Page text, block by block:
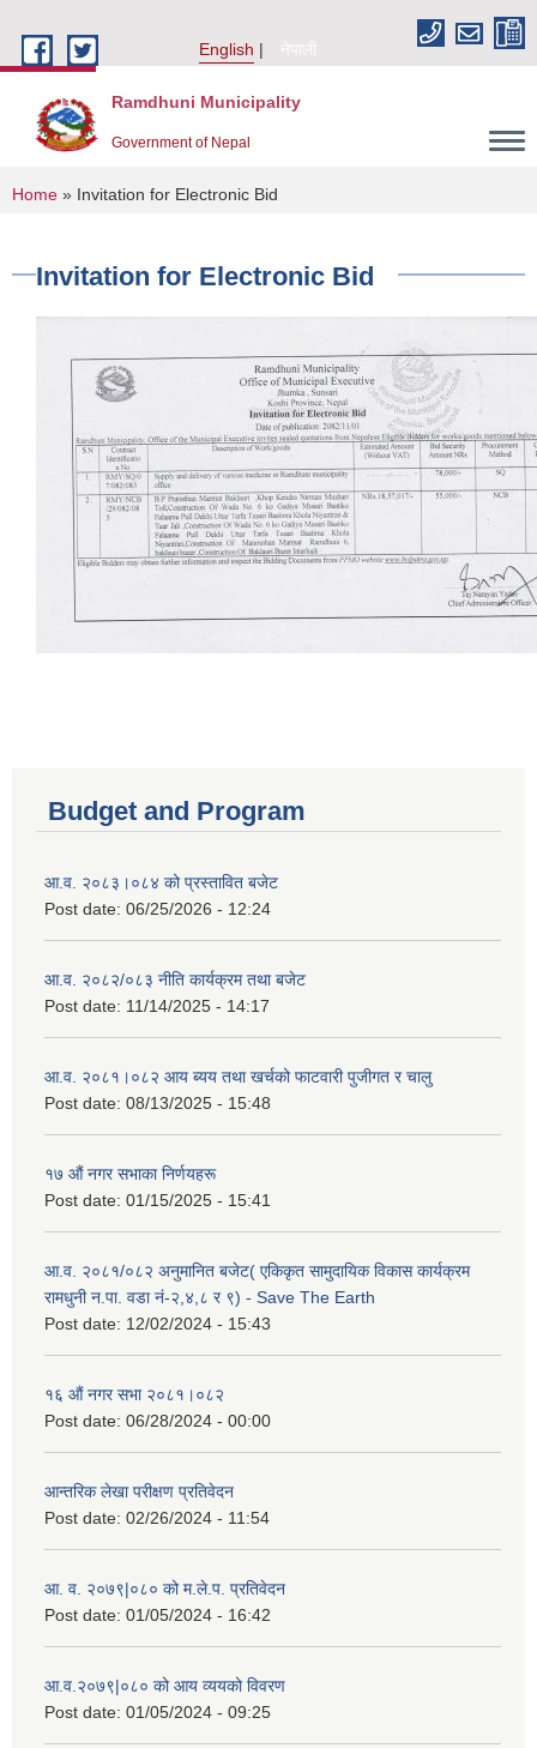
English
नेपाली
Ramdhuni Municipality
Government of Nepal
You are here
Home » Invitation for Electronic Bid
Invitation for Electronic Bid
Budget and Program
आ.व. २०८३।०८४ को प्रस्तावित बजेट
Post date: 06/25/2026 - 12:24
आ.व. २०८२/०८३ नीति कार्यक्रम तथा बजेट
Post date: 11/14/2025 - 14:17
आ.व. २०८१।०८२ आय ब्यय तथा खर्चको फाटवारी पुजीगत र चालु
Post date: 08/13/2025 - 15:48
१७ औं नगर सभाका निर्णयहरू
Post date: 01/15/2025 - 15:41
आ.व. २०८१/०८२ अनुमानित बजेट( एकिकृत सामुदायिक विकास कार्यक्रम
रामधुनी न.पा. वडा नं-२,४,८ र ९) - Save The Earth
Post date: 12/02/2024 - 15:43
१६ औं नगर सभा २०८१।०८२
Post date: 06/28/2024 - 00:00
आन्तरिक लेखा परीक्षण प्रतिवेदन
Post date: 02/26/2024 - 11:54
आ. व. २०७९|०८० को म.ले.प. प्रतिवेदन
Post date: 01/05/2024 - 16:42
आ.व.२०७९|०८० को आय व्ययको विवरण
Post date: 01/05/2024 - 09:25